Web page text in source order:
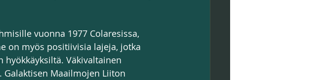
vuonna 1977 Colaresissa,
on myös positiivisia lajeja, jotka
Väkivaltainen
Maailmojen Liiton